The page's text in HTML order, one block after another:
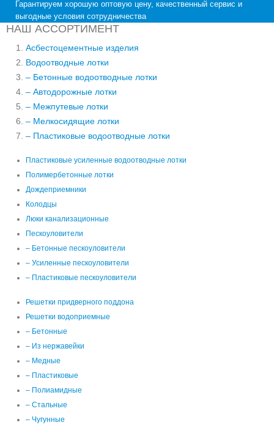
Гарантируем хорошую оптовую цену, качественный сервис и
выгодные условия сотрудничества
НАШ АССОРТИМЕНТ
Асбестоцементные изделия
Водоотводные лотки
– Бетонные водоотводные лотки
– Автодорожные лотки
– Межпутевые лотки
– Мелкосидящие лотки
– Пластиковые водоотводные лотки
Пластиковые усиленные водоотводные лотки
Полимербетонные лотки
Дождеприемники
Колодцы
Люки канализационные
Пескоуловители
– Бетонные пескоуловители
– Усиленные пескоуловители
– Пластиковые пескоуловители
Решетки придверного поддона
Решетки водоприемные
– Бетонные
– Из нержавейки
– Медные
– Пластиковые
– Полиамидные
– Стальные
– Чугунные